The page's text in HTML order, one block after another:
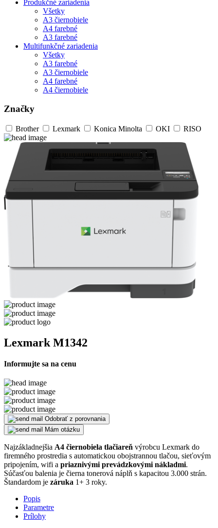
Produkčné zariadenia
Všetky
A3 čiernobiele
A4 farebné
A3 farebné
Multifunkčné zariadenia
Všetky
A3 farebné
A3 čiernobiele
A4 farebné
A4 čiernobiele
Značky
Brother Lexmark Konica Minolta OKI RISO
Lexmark M1342
Informujte sa na cenu
Odobrať z porovnania
Mám otázku
Najzákladnejšia A4 čiernobiela tlačiareň výrobcu Lexmark do
firemného prostredia s automatickou obojstrannou tlačou, sieťovým
pripojením, wifi a priaznivými prevádzkovými nákladmi.
Súčasťou balenia je čierna tonerová náplň s kapacitou 3.000 strán.
Štandardom je záruka 1+ 3 roky.
Popis
Parametre
Prílohy